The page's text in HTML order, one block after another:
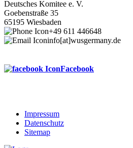
Deutsches Komitee e. V.
Goebenstraße 35
65195 Wiesbaden
+49 611 446648
info[at]wusgermany.de
Facebook
Footer
menu
Impressum
Datenschutz
Sitemap